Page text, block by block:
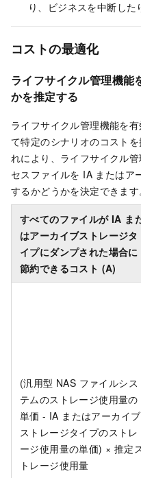
り、ビジネスを中断した
コストの最適化
ライフサイクル管理機能
かを推定する
ライフサイクル管理機能を
て特定のシナリオのコスト
れにより、ライフサイクル
セスファイルを IA またはア
するかどうかを決定できます
すべてのファイルが IA ま
はアーカイブストレージタ
イプにダンプされた場合に
節約できるコスト (A)
(汎用型 NAS ファイルシス
テムのストレージ使用量の
単価 - IA またはアーカイブ
ストレージタイプのストレ
ージ使用量の単価) × 推定
トレージ使用量